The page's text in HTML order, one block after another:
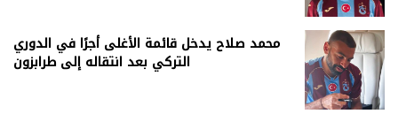
محمد صلاح يدخل قائمة الأغلى أجرًا في الدوري
التركي بعد انتقاله إلى طرابزون